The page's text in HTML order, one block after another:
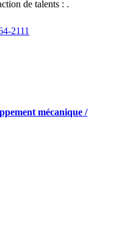
de talents : .
2111
mécanique /